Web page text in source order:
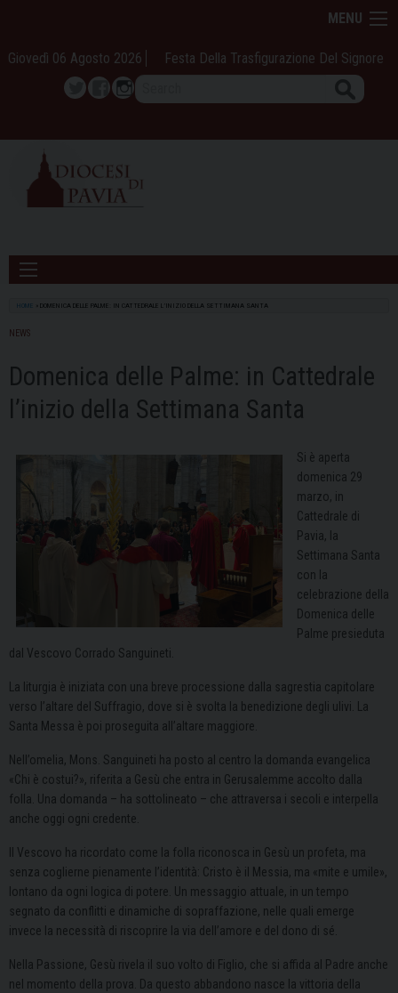
content
MENU
Giovedì 06 Agosto 2026 Festa Della Trasfigurazione Del Signore
TwitterFacebook
Instagram
HOME DOMENICA DELLE PALME: IN CATTEDRALE L’INIZIO DELLA SETTIMANA SANTA
NEWS
Domenica delle Palme: in Cattedrale
l’inizio della Settimana Santa
Si è aperta
domenica 29
marzo, in
Cattedrale di
Pavia, la
Settimana Santa
con la
celebrazione della
Domenica delle
Palme presieduta
dal Vescovo Corrado Sanguineti
La liturgia è iniziata con una breve processione dalla sagrestia capitolare
verso l’altare del Suffragio, dove si è svolta la benedizione degli ulivi. La
Santa Messa è poi proseguita all’altare maggiore.
Nell’omelia, Mons. Sanguineti ha posto al centro la domanda evangelica
«Chi è costui?», riferita a Gesù che entra in Gerusalemme accolto dalla
folla. Una domanda – ha sottolineato – che attraversa i secoli e interpella
anche oggi ogni credente.
Il Vescovo ha ricordato come la folla riconosca in Gesù un profeta, ma
senza coglierne pienamente l’identità: Cristo è il Messia, ma «mite e umile»,
lontano da ogni logica di potere. Un messaggio attuale, in un tempo
segnato da conflitti e dinamiche di sopraffazione, nelle quali emerge
invece la necessità di riscoprire la via dell’amore e del dono di sé.
Nella Passione, Gesù rivela il suo volto di Figlio, che si affida al Padre anche
nel momento della prova. Da questo abbandono nasce la vittoria della